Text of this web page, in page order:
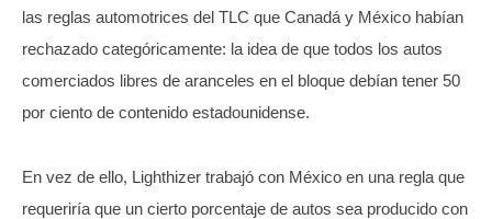
las reglas automotrices del TLC que Canadá y México habían
rechazado categóricamente: la idea de que todos los autos
comerciados libres de aranceles en el bloque debían tener 50
por ciento de contenido estadounidense.
En vez de ello, Lighthizer trabajó con México en una regla que
requeriría que un cierto porcentaje de autos sea producido con